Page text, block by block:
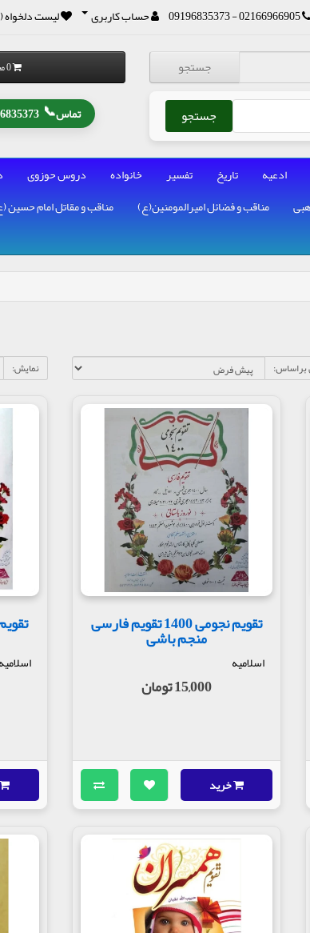
02166966905 - 09196835373 حساب کاربری لیست دلخواه (0)
جستجو
جستجو
0 محصول - 0 تومان
تماس📞
ادعیه تاریخ تفسیر خانواده دروس حوزوی
مناقب و فضائل امیرالمومنین(ع) مناقب و مقاتل امام حسین
براساس: نمایش:
تقویم نجومی 1400 تقویم فارسی
منجم باشی
اسلامیه
15,000 تومان
خرید
اسلامیه